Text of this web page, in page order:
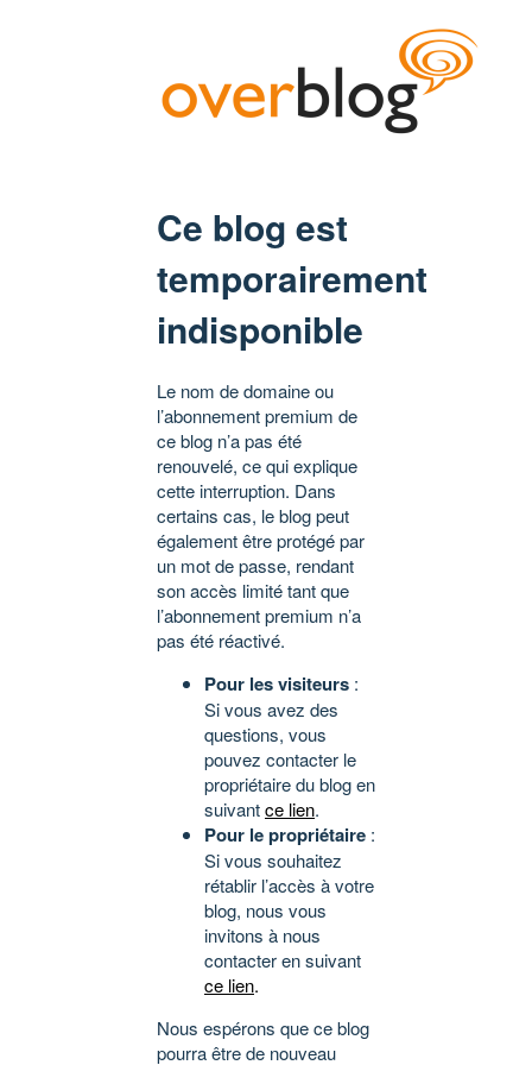
Ce blog est
temporairement
indisponible
Le nom de domaine ou
l’abonnement premium de
ce blog n’a pas été
renouvelé, ce qui explique
cette interruption. Dans
certains cas, le blog peut
également être protégé par
un mot de passe, rendant
son accès limité tant que
l’abonnement premium n’a
pas été réactivé.
Pour les visiteurs :
Si vous avez des
questions, vous
pouvez contacter le
propriétaire du blog en
suivantce lien.
Pour le propriétaire :
Si vous souhaitez
rétablir l’accès à votre
blog, nous vous
invitons à nous
contacter en suivant
ce lien.
Nous espérons que ce blog
pourra être de nouveau